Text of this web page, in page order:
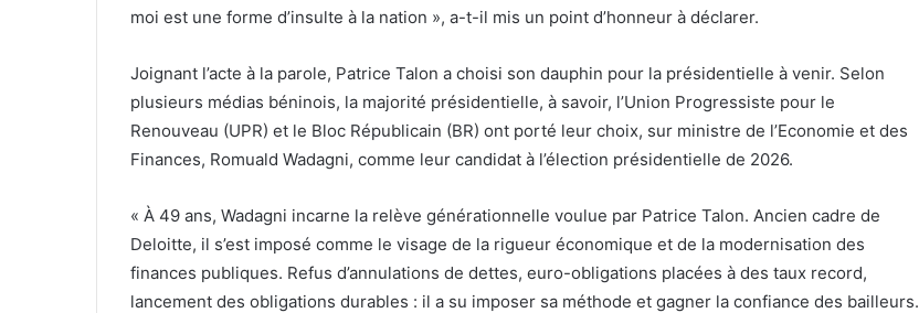
moi est une forme d’insulte à la nation », a-t-il mis un point d’honneur à déclarer.
Joignant l’acte à la parole, Patrice Talon a choisi son dauphin pour la présidentielle à venir. Selon
plusieurs médias béninois, la majorité présidentielle, à savoir, l’Union Progressiste pour le
Renouveau (UPR) et le Bloc Républicain (BR) ont porté leur choix, sur ministre de l’Economie et des
Finances, Romuald Wadagni, comme leur candidat à l’élection présidentielle de 2026.
« À 49 ans, Wadagni incarne la relève générationnelle voulue par Patrice Talon. Ancien cadre de
Deloitte, il s’est imposé comme le visage de la rigueur économique et de la modernisation des
finances publiques. Refus d’annulations de dettes, euro-obligations placées à des taux record,
lancement des obligations durables : il a su imposer sa méthode et gagner la confiance des bailleurs.